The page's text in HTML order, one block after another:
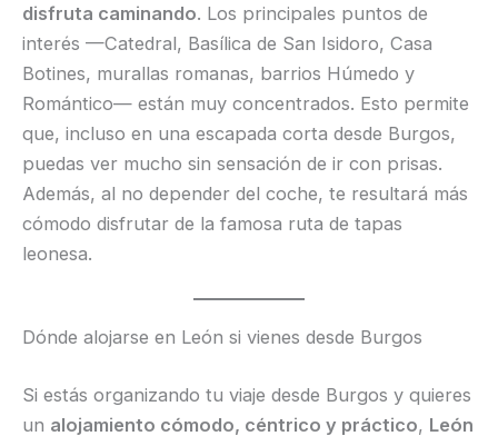
disfruta caminando. Los principales puntos de
interés —Catedral, Basílica de San Isidoro, Casa
Botines, murallas romanas, barrios Húmedo y
Romántico— están muy concentrados. Esto permite
que, incluso en una escapada corta desde Burgos,
puedas ver mucho sin sensación de ir con prisas.
Además, al no depender del coche, te resultará más
cómodo disfrutar de la famosa ruta de tapas
leonesa.
Dónde alojarse en León si vienes desde Burgos
Si estás organizando tu viaje desde Burgos y quieres
un alojamiento cómodo, céntrico y práctico, León